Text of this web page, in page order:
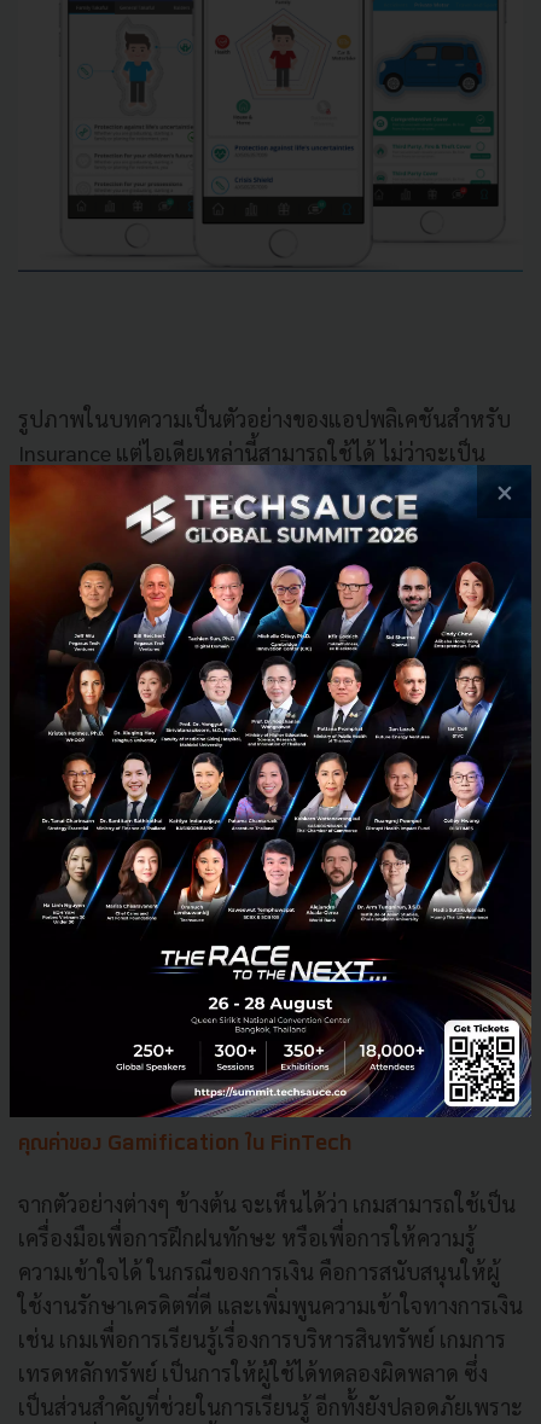
รูปภาพในบทความเป็นตัวอย่างของแอปพลิเคชันสำหรับ
Insurance แต่ไอเดียเหล่านี้สามารถใช้ได้ ไม่ว่าจะเป็น
Insurance, Banking หรือการเงินรูปแบบอื่นๆ
สรุปเกร็ดการทำ Gamification ใน FinTech
การวิเคราะห์ข้อมูล (data analysis) เป็นองค์ประกอบ
สำคัญของสายธนาคารและการเงิน แน่นอนว่าการทำ
Gamification ในสายการเงินเอง ก็ต้องคำนึงถึงเรื่องนี้เช่น
กัน ซึ่งตัวอย่างที่ทาง Playbasisมีประสบการณ์ให้บริการ
ได้แก่
Mobile application ที่ผสมผสาน Analytical tools
เพื่อให้สามารถติดตามและวิเคราะห์ข้อมูลของผู้ใช้
งานได้
ผสมผสาน Mobile wallet ลงไป เพื่อผู้ใช้งานสามารถ
ทำธุรกรรมทางออนไลน์ได้เลย
มินิเกมต่างๆ ที่จะเข้ามาช่วยกระตุ้นการใช้งาน โดย
การให้ Reward จากการเล่นเกม
คุณค่าของ Gamification ใน FinTech
จากตัวอย่างต่างๆ ข้างต้น จะเห็นได้ว่า เกมสามารถใช้เป็น
เครื่องมือเพื่อการฝึกฝนทักษะ หรือเพื่อการให้ความรู้
ความเข้าใจได้ ในกรณีของการเงิน คือการสนับสนุนให้ผู้
ใช้งานรักษาเครดิตที่ดี และเพิ่มพูนความเข้าใจทางการเงิน
เช่น เกมเพื่อการเรียนรู้เรื่องการบริหารสินทรัพย์ เกมการ
เทรดหลักทรัพย์ เป็นการให้ผู้ใช้ได้ทดลองผิดพลาด ซึ่ง
เป็นส่วนสำคัญที่ช่วยในการเรียนรู้ อีกทั้งยังปลอดภัยเพราะ
×